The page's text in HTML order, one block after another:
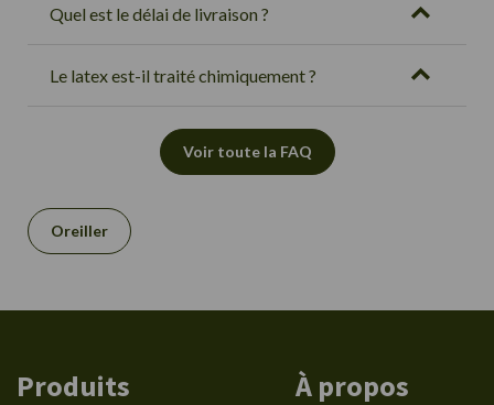
Quel est le délai de livraison ?
Le latex est-il traité chimiquement ?
Voir toute la FAQ
Oreiller
Produits À propos